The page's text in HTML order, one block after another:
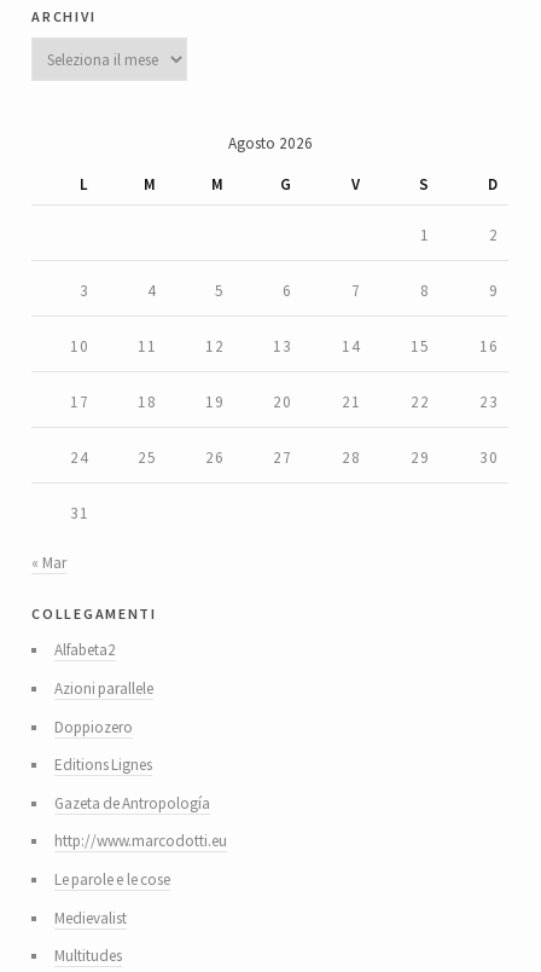
archivi
Archivi
Agosto 2026
L
M M G V S D
1 2
3 4 5 6 7 8 9
10 11 12 13 14 15 16
17 18 19 20 21 22 23
24 25 26 27 28 29 30
31
« Mar
collegamenti
Alfabeta2
Azioni parallele
Doppiozero
Editions Lignes
Gazeta de Antropología
http://www.marcodotti.eu
Le parole e le cose
Medievalist
Multitudes